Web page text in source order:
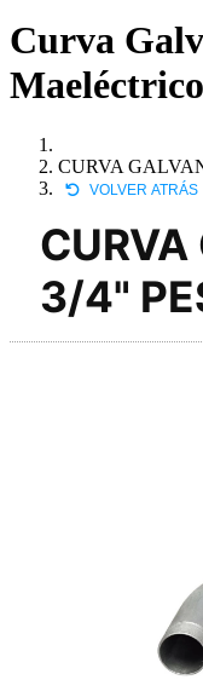
Curva
CURVA
VOLVER ATRÁS
3/4"